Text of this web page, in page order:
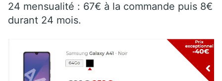
24 mensualité : 67€ à la commande puis 8€
durant 24 mois.